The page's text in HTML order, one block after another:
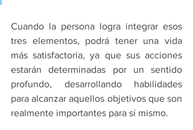
Cuando la persona logra integrar esos
tres elementos, podrá tener una vida
más satisfactoria, ya que sus acciones
estarán determinadas por un sentido
profundo, desarrollando habilidades
para alcanzar aquellos objetivos que son
realmente importantes para sí mismo.